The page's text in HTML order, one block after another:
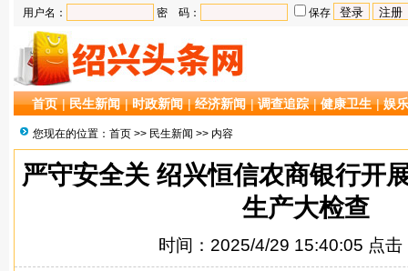
用户名： 密 码： 保存
首页 |民生新闻 |时政新闻 |经济新闻 |调查追踪 |健康卫生 |娱
您现在的位置： 首页 >> 民生新闻 >> 内容
严守安全关 绍兴恒信农商银行开
生产大检查
时间：2025/4/29 15:40:05 点击